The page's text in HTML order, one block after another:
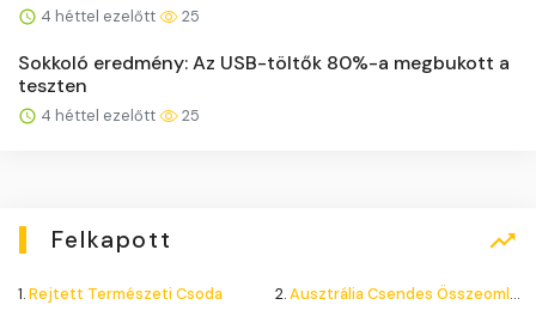
4 héttel ezelőtt 25
Sokkoló eredmény: Az USB-töltők 80%-a megbukott a
teszten
4 héttel ezelőtt 25
Felkapott
1.Rejtett Természeti Csoda 2.Ausztrália Csendes Összeomlása